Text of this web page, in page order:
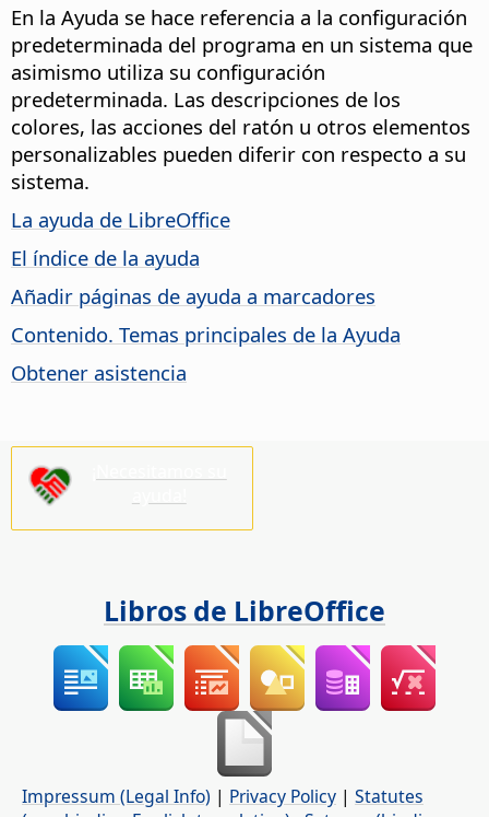
En la Ayuda se hace referencia a la configuración
predeterminada del programa en un sistema que
asimismo utiliza su configuración
predeterminada. Las descripciones de los
colores, las acciones del ratón u otros elementos
personalizables pueden diferir con respecto a su
sistema.
La ayuda de LibreOffice
El índice de la ayuda
Añadir páginas de ayuda a marcadores
Contenido. Temas principales de la Ayuda
Obtener asistencia
Libros de LibreOffice
Impressum (Legal Info) | Privacy Policy | Statutes